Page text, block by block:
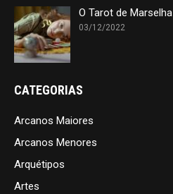
O Tarot de Marselha
03/12/2022
CATEGORIAS
Arcanos Maiores
Arcanos Menores
Arquétipos
Artes